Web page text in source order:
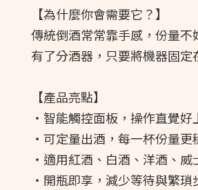
【為什麼你會需要它？】
傳統倒酒常常靠手感，份量
有了分酒器，只要將機器固
【產品亮點】
・智能觸控面板，操作直覺好
・可定量出酒，每一杯份量更
・適用紅酒、白酒、洋酒、
・開瓶即享，減少等待與繁瑣